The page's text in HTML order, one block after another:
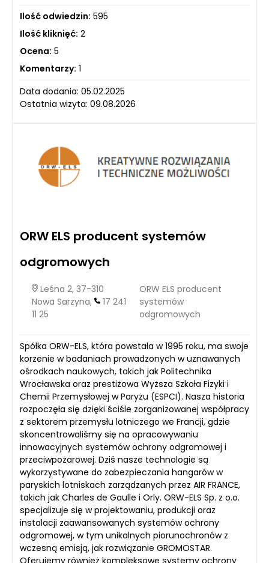
Ilość odwiedzin: 595
Ilość kliknięć: 2
Ocena: 5
Komentarzy: 1
Data dodania: 05.02.2025
Ostatnia wizyta: 09.08.2026
ORW ELS producent systemów
odgromowych
Leśna 2, 37-310
Nowa Sarzyna,
17 241
11 25
ORW ELS producent
systemów
odgromowych
Spółka ORW-ELS, która powstała w 1995 roku, ma swoje
korzenie w badaniach prowadzonych w uznawanych
ośrodkach naukowych, takich jak Politechnika
Wrocławska oraz prestiżowa Wyższa Szkoła Fizyki i
Chemii Przemysłowej w Paryżu (ESPCI). Nasza historia
rozpoczęła się dzięki ściśle zorganizowanej współpracy
z sektorem przemysłu lotniczego we Francji, gdzie
skoncentrowaliśmy się na opracowywaniu
innowacyjnych systemów ochrony odgromowej i
przeciwpożarowej. Dziś nasze technologie są
wykorzystywane do zabezpieczania hangarów w
paryskich lotniskach zarządzanych przez AIR FRANCE,
takich jak Charles de Gaulle i Orly. ORW-ELS Sp. z o.o.
specjalizuje się w projektowaniu, produkcji oraz
instalacji zaawansowanych systemów ochrony
odgromowej, w tym unikalnych piorunochronów z
wczesną emisją, jak rozwiązanie GROMOSTAR.